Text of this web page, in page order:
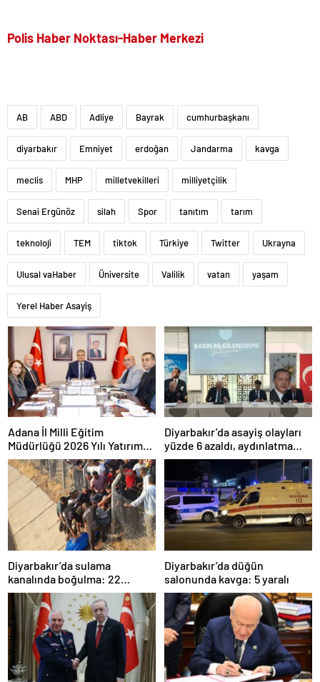
Polis Haber Noktası-Haber Merkezi
AB ABD Adliye Bayrak cumhurbaşkanı
diyarbakır Emniyet erdoğan Jandarma kavga
meclis MHP milletvekilleri milliyetçilik
Senai Ergünöz silah Spor tanıtım tarım
teknoloji TEM tiktok Türkiye Twitter Ukrayna
Ulusal vaHaber Üniversite Valilik vatan yaşam
Yerel Haber Asayiş
Adana İl Milli Eğitim
Müdürlüğü 2026 Yılı Yatırım
Programı değerlendirildi
Diyarbakır’da asayiş olayları
yüzde 6 azaldı, aydınlatma
oranı yüzde 98’e yükseldi
Diyarbakır’da sulama
kanalında boğulma: 22
yaşındaki genç hayatını
kaybetti
Diyarbakır’da düğün
salonunda kavga: 5 yaralı